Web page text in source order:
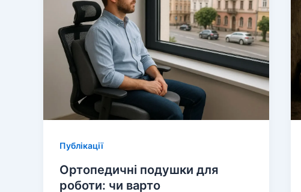
Публікації
Ортопедичні подушки для
роботи: чи варто